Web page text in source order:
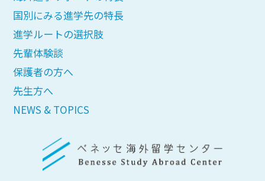
国別にみる進学先の特長
進学ルートの選択肢
先輩体験談
保護者の方へ
先生方へ
NEWS & TOPICS